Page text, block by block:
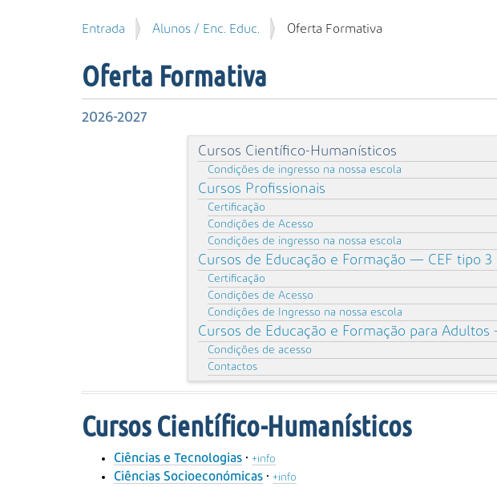
i
P
q
i
V
ê
e
s
Entrada Alunos / Enc. Educ. Oferta Formativa
Oferta Formativa
2026-2027
Cursos Científico-Humanísticos
Condições de ingresso na nossa escola
Cursos Profissionais
Certificação
Condições de Acesso
Condições de ingresso na nossa escola
Cursos de Educação e Formação — CEF tipo 3
Certificação
Condições de Acesso
Condições de Ingresso na nossa escola
Cursos de Educação e Formação para
Condições de acesso
Contactos
Cursos Científico-Humanísticos
Ciências e Tecnologias • +info
Ciências Socioeconómicas • +info